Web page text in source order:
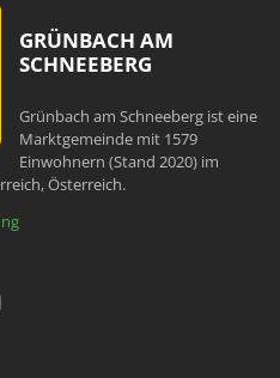
GRÜNBACH AM
SCHNEEBERG
Grünbach am Schneeberg ist eine
Marktgemeinde mit 1579
Einwohnern (Stand 2020) im
Österreich.